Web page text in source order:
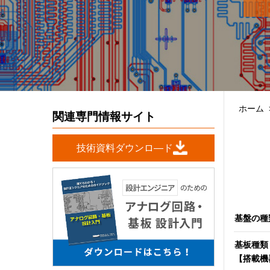
ホーム
基盤の
基板種類
【搭載
関連専門情報サイト
技術資料ダウンロ―ド